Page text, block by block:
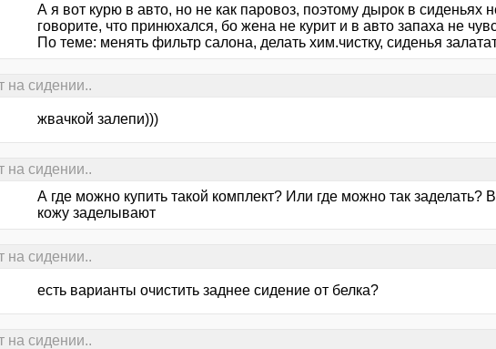
А я вот курю в авто, но не как паровоз, поэтому дырок в сиденьях
говорите, что принюхался, бо жена не курит и в авто запаха не
По теме: менять фильтр салона, делать хим.чистку, сиденья
на сидении..
жвачкой залепи)))
на сидении..
А где можно купить такой комплект? Или где можно так заделать?
кожу заделывают
на сидении..
есть варианты очистить заднее сидение от белка?
на сидении..